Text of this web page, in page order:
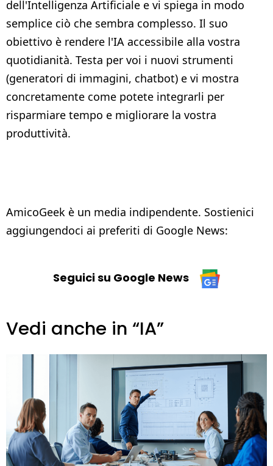
dell'Intelligenza Artificiale e vi spiega in modo
semplice ciò che sembra complesso. Il suo
obiettivo è rendere l'IA accessibile alla vostra
quotidianità. Testa per voi i nuovi strumenti
(generatori di immagini, chatbot) e vi mostra
concretamente come potete integrarli per
risparmiare tempo e migliorare la vostra
produttività.
AmicoGeek è un media indipendente. Sostienici
aggiungendoci ai preferiti di Google News:
Seguici su Google News
Vedi anche in “IA”